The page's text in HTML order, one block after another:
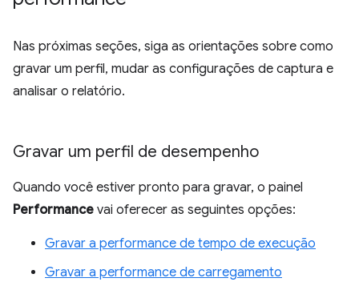
Nas próximas seções, siga as orientações sobre como
gravar um perfil, mudar as configurações de captura e
analisar o relatório.
Gravar um perfil de desempenho
Quando você estiver pronto para gravar, o painel
Performance vai oferecer as seguintes opções:
Gravar a performance de tempo de execução
Gravar a performance de carregamento